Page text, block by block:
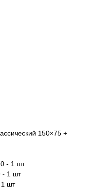
150×75 +
- 1 шт
- 1 шт
1 шт